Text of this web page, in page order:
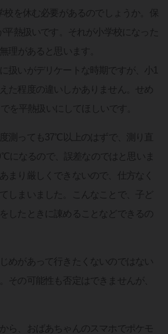
を休む必要があるのでしょうか。保
熱扱いです。それが小学校になった
理があると思います。
扱いがデリケートな時期ですが、小1
た程度の違いしかありません。せめ
を平熱扱いにしてほしいです。
測っても37℃以上のはずで、測り直
になるので、誤差なのではと思いま
まり厳しくできないので、仕方なく
しまいました。こんなことで、子ど
したときに諌めることなどできるの
めがあって行きたくないのではない
その可能性も否定はできませんが、
ら、おばあちゃんのスマホでポケモ